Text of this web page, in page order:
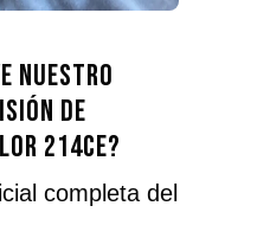
nuestro
de
214CE?
completa del